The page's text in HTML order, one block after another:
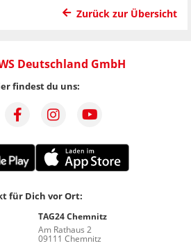
Zurück zur Übersicht
Deutschland GmbH
findest du uns:
für Dich vor Ort:
TAG24 Chemnitz
Am Rathaus 2
09111 Chemnitz